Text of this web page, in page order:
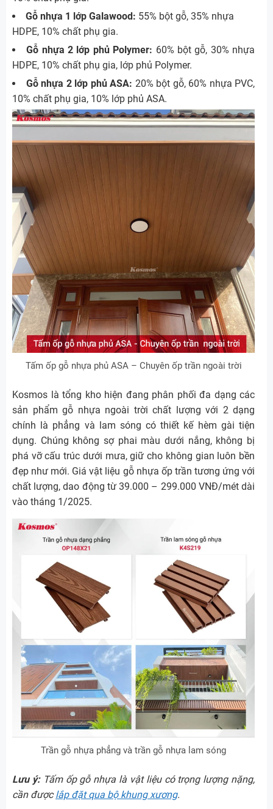
Gỗ nhựa 1 lớp Galawood: 55% bột gỗ, 35% nhựa
HDPE, 10% chất phụ gia.
Gỗ nhựa 2 lớp phủ Polymer: 60% bột gỗ, 30% nhựa
HDPE, 10% chất phụ gia, lớp phủ Polymer.
Gỗ nhựa 2 lớp phủ ASA: 20% bột gỗ, 60% nhựa PVC,
10% chất phụ gia, 10% lớp phủ ASA.
Tấm ốp gỗ nhựa phủ ASA – Chuyên ốp trần ngoài trời
Kosmos là tổng kho hiện đang phân phối đa dạng các
sản phẩm gỗ nhựa ngoài trời chất lượng với 2 dạng
chính là phẳng và lam sóng có thiết kế hèm gài tiện
dụng. Chúng không sợ phai màu dưới nắng, không bị
phá vỡ cấu trúc dưới mưa, giữ cho không gian luôn bền
đẹp như mới. Giá vật liệu gỗ nhựa ốp trần tương ứng với
chất lượng, dao động từ 39.000 – 299.000 VNĐ/mét dài
vào tháng 1/2025.
Trần gỗ nhựa phẳng và trần gỗ nhựa lam sóng
Lưu ý:Tấm ốp gỗ nhựa là vật liệu có trọng lượng nặng,
cần đượclắp đặt qua bộ khung xương.